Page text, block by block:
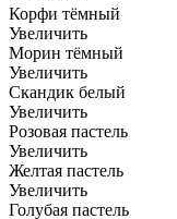
Корфи тёмный
Увеличить
Морин тёмный
Увеличить
Скандик белый
Увеличить
Розовая пастель
Увеличить
Желтая пастель
Увеличить
Голубая пастель